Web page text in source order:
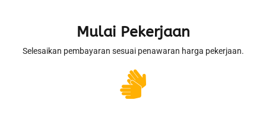
Mulai Pekerjaan
Selesaikan pembayaran sesuai penawaran harga pekerjaan.